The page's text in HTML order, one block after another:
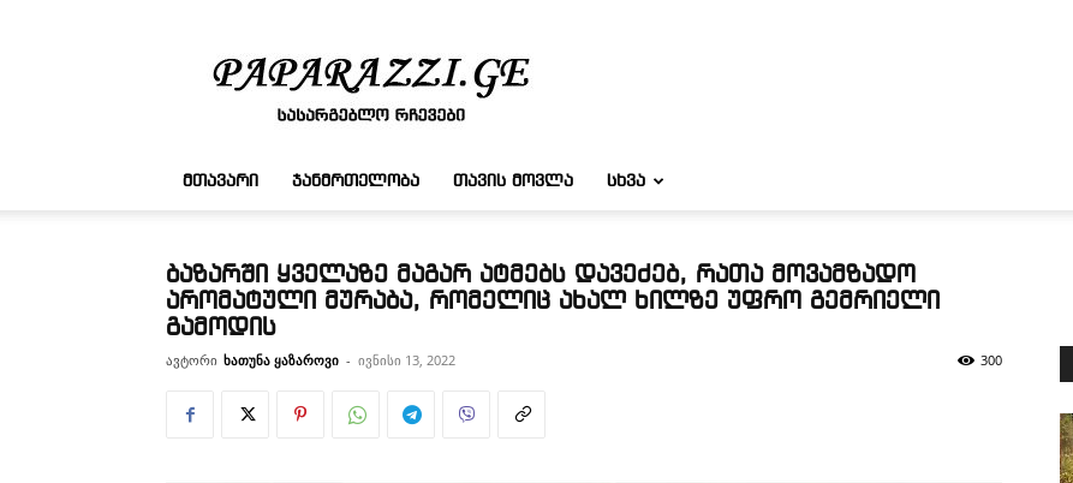
რჩევები
ᲛᲗᲐᲕᲐᲠᲘ ᲯᲐᲜᲛᲠᲗᲔᲚᲝᲑᲐ ᲗᲐᲕᲘᲡ ᲛᲝᲕᲚᲐ ᲡᲮᲕᲐ
ბაზარში ყველაზე მაგარ ატმებს დავეძებ, რათა მოვამზადო
არომატული მურაბა, რომელიც ახალ ხილზე უფრო გემრიელი
გამოდის
ავტორი ხათუნა ყაზაროვი - ივნისი 13, 2022 300